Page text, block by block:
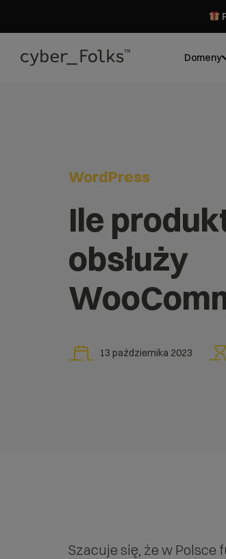
Domeny
WordPress
Ile
obsłuży
13 października 2023
Szacuje się, że w Polsce